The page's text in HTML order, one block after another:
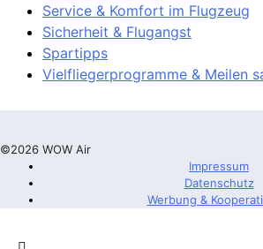
Service & Komfort im Flugzeug
Sicherheit & Flugangst
Spartipps
Vielfliegerprogramme & Meilen
©2026 WOW Air
Impressum
Datenschutz
Werbung &